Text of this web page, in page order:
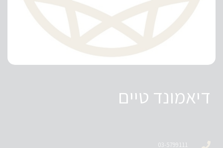
דיאמונד טיים
03-5799111